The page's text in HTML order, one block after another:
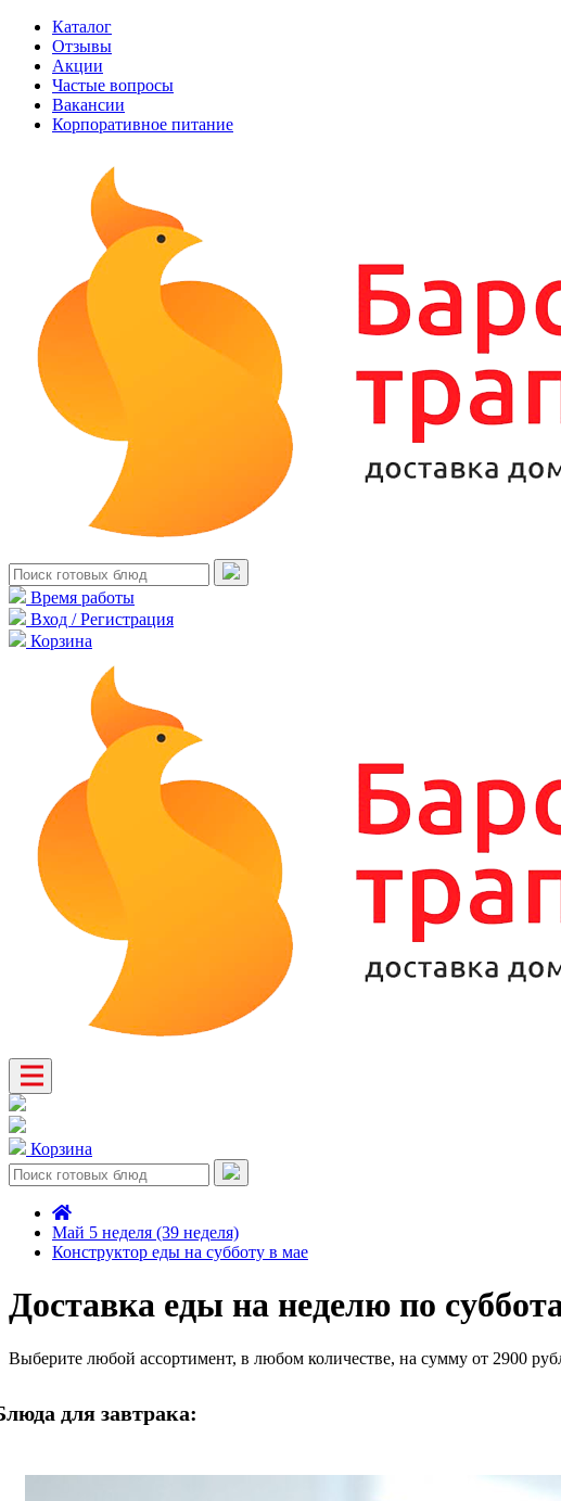
Каталог
Отзывы
Акции
Частые вопросы
Вакансии
Корпоративное питание
Время работы
Вход / Регистрация
Корзина
Корзина
Май 5 неделя (39 неделя)
Конструктор еды на субботу в мае
Доставка еды на неделю по
Выберите любой ассортимент, в любом количестве, на сумму от 2900
для завтрака: